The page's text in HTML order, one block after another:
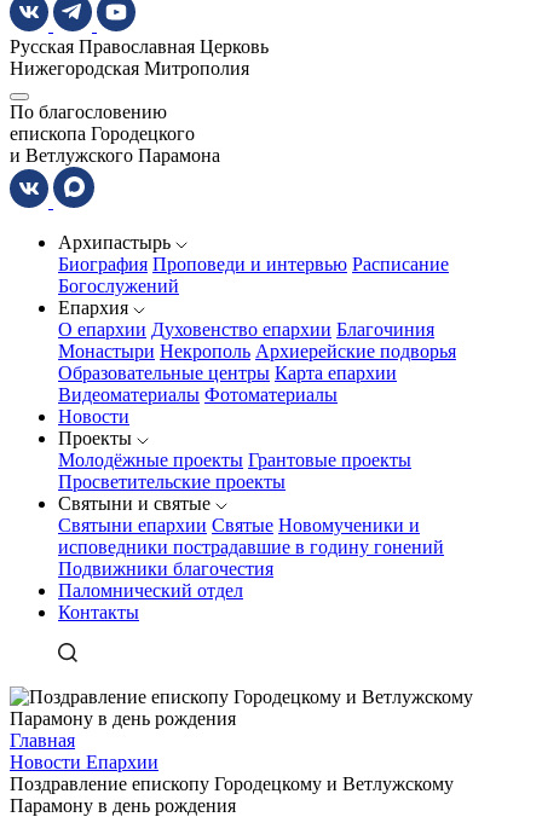
Русская Православная Церковь
Нижегородская Митрополия
По благословению
епископа Городецкого
и Ветлужского Парамона
Архипастырь
Биография Проповеди и интервью Расписание
Богослужений
Епархия
О епархии Духовенство епархии Благочиния
Монастыри Некрополь Архиерейские подворья
Образовательные центры Карта епархии
Видеоматериалы Фотоматериалы
Новости
Проекты
Молодёжные проекты Грантовые проекты
Просветительские проекты
Святыни и святые
Святыни епархии Святые Новомученики и
исповедники пострадавшие в годину гонений
Подвижники благочестия
Паломнический отдел
Контакты
Главная
Новости Епархии
Поздравление епископу Городецкому и Ветлужскому
Парамону в день рождения